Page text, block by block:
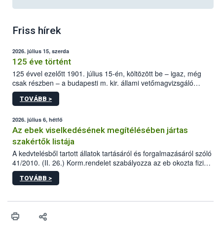
Friss hírek
2026. július 15, szerda
125 éve történt
125 évvel ezelőtt 1901. július 15-én, költözött be – igaz, még
csak részben – a budapesti m. kir. állami vetőmagvizsgáló
állomás a Kis Rókus utca 15. szám alatti, Czigler Győző által
tervezett új épületébe.
TOVÁBB >
2026. július 6, hétfő
Az ebek viselkedésének megítélésében jártas
szakértők listája
A kedvtelésből tartott állatok tartásáról és forgalmazásáról szóló
41/2010. (II. 26.) Korm.rendelet szabályozza az eb okozta fizikai
sérülés, illetve ennek veszélye keletkezésekor felmerülő
hatósági feladatokat, valamint a veszélyes eb tartását és annak
vonni az ebek viselkedésének megítélésében jártas szakértőt.
TOVÁBB >